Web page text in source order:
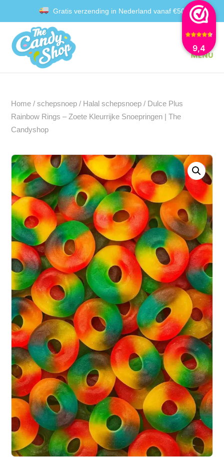
9,4
Gratis verzending in Nederland vanaf €50
Home /schepsnoep / Halal schepsnoep / Dulce Plus
Rainbow Rings – Zoete Kleurrijke Snoepringen | The
Candyshop